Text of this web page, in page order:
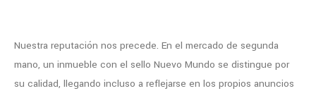
Nuestra reputación nos precede. En el mercado de segunda
mano, un inmueble con el sello Nuevo Mundo se distingue por
su calidad, llegando incluso a reflejarse en los propios anuncios